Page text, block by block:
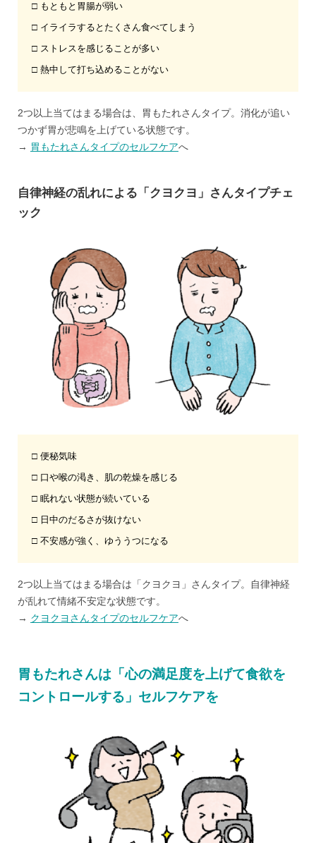
□ もともと胃腸が弱い
□ イライラするとたくさん食べてしまう
□ ストレスを感じることが多い
□ 熱中して打ち込めることがない
2つ以上当てはまる場合は、胃もたれさんタイプ。消化が追い
つかず胃が悲鳴を上げている状態です。
→ 胃もたれさんタイプのセルフケアへ
自律神経の乱れによる「クヨクヨ」さんタイプチェ
ック
□ 便秘気味
□ 口や喉の渇き、肌の乾燥を感じる
□ 眠れない状態が続いている
□ 日中のだるさが抜けない
□ 不安感が強く、ゆううつになる
2つ以上当てはまる場合は「クヨクヨ」さんタイプ。自律神経
が乱れて情緒不安定な状態です。
→ クヨクヨさんタイプのセルフケアへ
胃もたれさんは「心の満足度を上げて食欲を
コントロールする」セルフケアを